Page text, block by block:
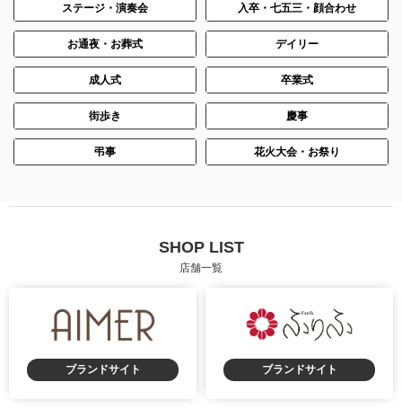
ステージ・演奏会 入卒・七五三・顔合わせ
お通夜・お葬式 デイリー
成人式 卒業式
街歩き 慶事
弔事 花火大会・お祭り
SHOP LIST
店舗一覧
ブランドサイト ブランドサイト